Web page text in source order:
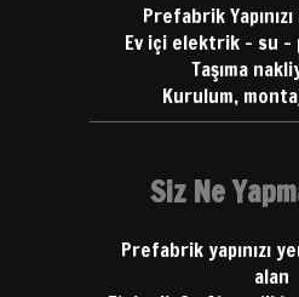
Prefabrik
Ev içi elektrik - su -
Taşıma
Kurulum,
Siz Ne
Prefabrik yapınızı
alan